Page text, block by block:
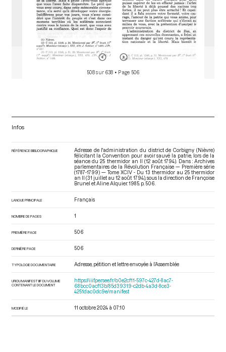
508 sur 638 • Page 506
Infos
RÉFÉRENCE BIBLIOGRAPHIQUE
Adresse de l'administration du district de Corbigny (Nièvre)
félicitant la Convention pour avoir sauvé la patrie, lors de la
séance du 25 thermidor an II (12 août 1794). Dans : Archives
parlementaires de la Révolution Française — Première série
(1787-1799) — Tome XCIV - Du 13 thermidor au 25 thermidor
an II (31 juillet au 12 août 1794), sous la direction de Françoise
Brunel et Aline Alquier. 1985. p. 506.
LANGUE PRINCIPALE Français
NOMBRE DE PAGES 1
PREMIÈRE PAGE 506
DERNIÈRE PAGE 506
TYPOLOGIE DOCUMENTAIRE Adresse, pétition et lettre envoyée à l’Assemblée
URI DU MANIFEST IIIF DU VOLUME
CONTENANT LE DOCUMENT
https://iiif.persee.fr/b0e2cf11-597c-427d-8ac7-
68bcc0acf13b/85d39319-c2db-4a3d-8ce3-
4251dac0dc9e/manifest
MODIFIÉ LE 11 octobre 2024 à 07:10